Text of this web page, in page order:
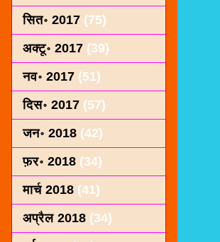
सित॰ 2017 (75)
अक्टू॰ 2017 (39)
नव॰ 2017 (51)
दिस॰ 2017 (57)
जन॰ 2018 (42)
फ़र॰ 2018 (34)
मार्च 2018 (41)
अप्रैल 2018 (34)